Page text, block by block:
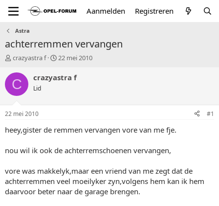
Aanmelden Registreren
Astra
achterremmen vervangen
T
p
i
a
r
r
crazyastra f
S
a
u
22 mei 2010
C crazyastra f
Lid
22 mei 2010 #1
heey,gister de remmen vervangen vore van me fje.
nou wil ik ook de achterremschoenen vervangen,
vore was makkelyk,maar een vriend van me zegt dat de
achterremmen veel moeilyker zyn,volgens hem kan ik hem
daarvoor beter naar de garage brengen.